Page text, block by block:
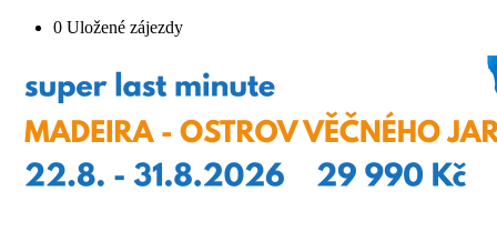
0 Uložené zájezdy